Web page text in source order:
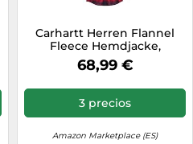
Carhartt Herren Flannel
Fleece Hemdjacke,
Oxblood - Rot, XXL, 105621
68,99 €
3 precios
Amazon Marketplace (ES)